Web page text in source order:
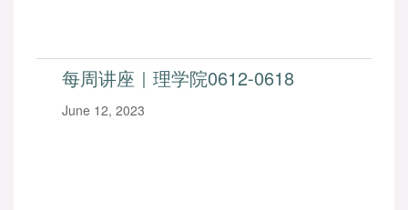
每周讲座｜理学院0612-0618
June 12, 2023